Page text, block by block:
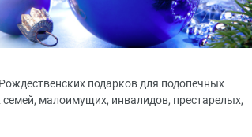
подарков для подопечных
малоимущих, инвалидов, престарелых,